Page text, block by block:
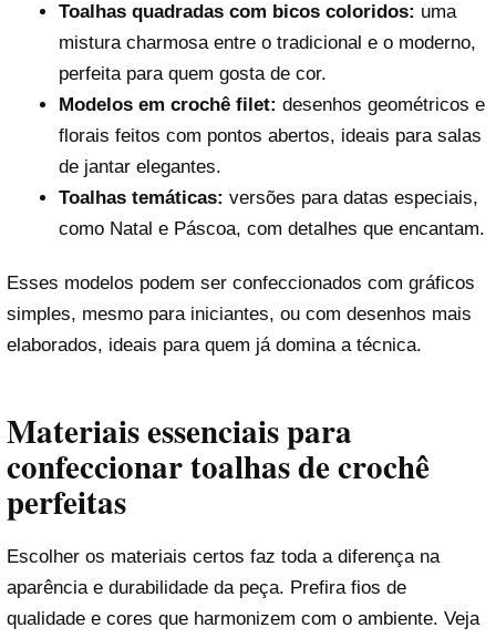
Toalhas quadradas com bicos coloridos: uma
mistura charmosa entre o tradicional e o moderno,
perfeita para quem gosta de cor.
Modelos em crochê filet: desenhos geométricos e
florais feitos com pontos abertos, ideais para salas
de jantar elegantes.
Toalhas temáticas: versões para datas especiais,
como Natal e Páscoa, com detalhes que encantam.
Esses modelos podem ser confeccionados com gráficos
simples, mesmo para iniciantes, ou com desenhos mais
elaborados, ideais para quem já domina a técnica.
Materiais essenciais para
confeccionar toalhas de crochê
perfeitas
Escolher os materiais certos faz toda a diferença na
aparência e durabilidade da peça. Prefira fios de
qualidade e cores que harmonizem com o ambiente. Veja